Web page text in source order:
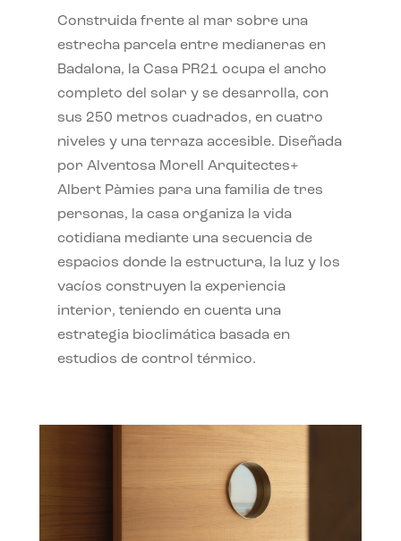
Construida frente al mar sobre una
estrecha parcela entre medianeras en
Badalona, la Casa PR21 ocupa el ancho
completo del solar y se desarrolla, con
sus 250 metros cuadrados, en cuatro
niveles y una terraza accesible. Diseñada
por Alventosa Morell Arquitectes+
Albert Pàmies para una familia de tres
personas, la casa organiza la vida
cotidiana mediante una secuencia de
espacios donde la estructura, la luz y los
vacíos construyen la experiencia
interior, teniendo en cuenta una
estrategia bioclimática basada en
estudios de control térmico.